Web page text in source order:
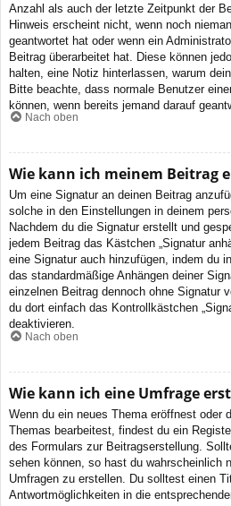
Anzahl als auch der letzte Zeitpunkt der
Hinweis erscheint nicht, wenn noch
geantwortet hat oder wenn ein
Beitrag überarbeitet hat. Diese können
halten, eine Notiz hinterlassen, warum
Bitte beachte, dass normale Benutzer
können, wenn bereits jemand darauf
Nach oben
Wie kann ich meinem Beitrag
Um eine Signatur an deinen Beitrag
solche in den Einstellungen in deinem
Nachdem du die Signatur erstellt und
jedem Beitrag das Kästchen „Signatur
eine Signatur auch hinzufügen, indem du
das standardmäßige Anhängen deiner
einzelnen Beitrag dennoch ohne Signatur
du dort einfach das Kontrollkästchen
deaktivieren.
Nach oben
Wie kann ich eine Umfrage
Wenn du ein neues Thema eröffnest oder
Themas bearbeitest, findest du ein
des Formulars zur Beitragserstellung.
sehen können, so hast du wahrscheinlich
Umfragen zu erstellen. Du solltest einen
Antwortmöglichkeiten in die